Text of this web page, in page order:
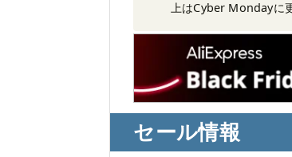
上はCyber Mondayに
セール情報